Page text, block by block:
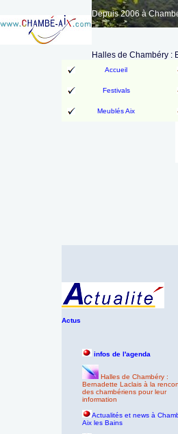
Depuis 2006 à
Halles de Chambéry :
Accueil
Festivals
Meublés Aix
Actus
infos de l'agenda
Halles de Chambéry :
Bernadette Laclais à la
des chambériens pour leur
information
Actualités et news à
Aix les Bains